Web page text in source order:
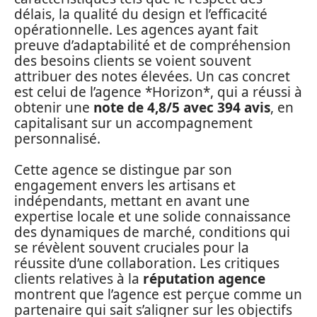
délais, la qualité du design et l’efficacité
opérationnelle. Les agences ayant fait
preuve d’adaptabilité et de compréhension
des besoins clients se voient souvent
attribuer des notes élevées. Un cas concret
est celui de l’agence *Horizon*, qui a réussi à
obtenir une note de 4,8/5 avec 394 avis, en
capitalisant sur un accompagnement
personnalisé.
Cette agence se distingue par son
engagement envers les artisans et
indépendants, mettant en avant une
expertise locale et une solide connaissance
des dynamiques de marché, conditions qui
se révèlent souvent cruciales pour la
réussite d’une collaboration. Les critiques
clients relatives à la réputation agence
montrent que l’agence est perçue comme un
partenaire qui sait s’aligner sur les objectifs